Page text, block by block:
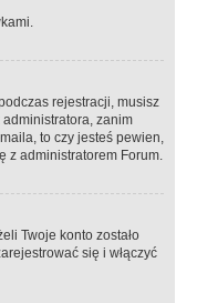
rejestracji, musisz
zanim
to czy jesteś pewien,
z administratorem Forum.
Twoje konto zostało
się i włączyć